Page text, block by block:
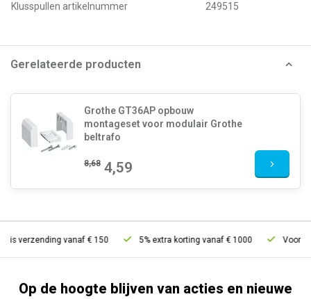
Klusspullen artikelnummer
249515
Gerelateerde producten
Grothe GT36AP opbouw
montageset voor modulair Grothe
beltrafo
8,68 4,59
verzending vanaf € 150 5% extra korting vanaf € 1000 Voor
Op de hoogte blijven van acties en nieuwe